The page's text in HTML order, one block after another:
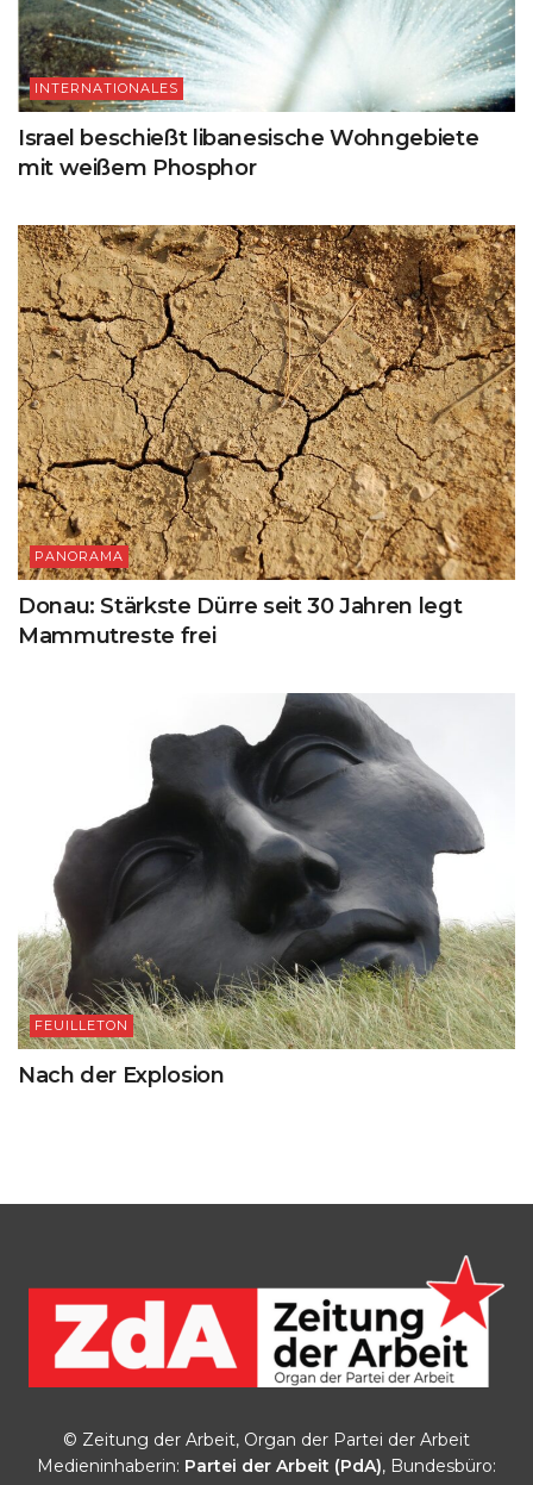
INTERNATIONALES
Israel beschießt libanesische Wohngebiete
mit weißem Phosphor
PANORAMA
Donau: Stärkste Dürre seit 30 Jahren legt
Mammutreste frei
FEUILLETON
Nach der Explosion
© Zeitung der Arbeit, Organ der Partei der Arbeit
Medieninhaberin: Partei der Arbeit (PdA), Bundesbüro: